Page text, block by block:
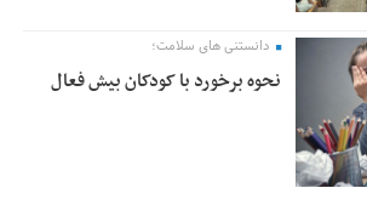
دانستنی های سلامت؛
نحوه برخورد با کودکان بیش فعال